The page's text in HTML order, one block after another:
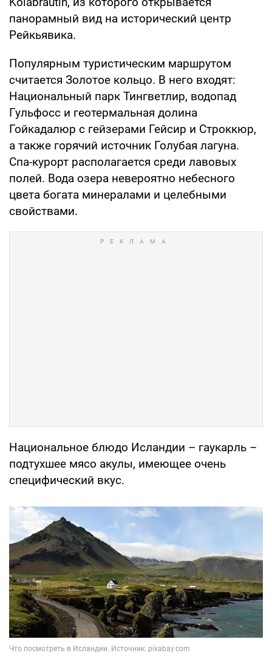
панорамный вид на исторический центр
Рейкьявика.
Популярным туристическим маршрутом
считается Золотое кольцо. В него входят:
Национальный парк Тингветлир, водопад
Гульфосс и геотермальная долина
Гойкадалюр с гейзерами Гейсир и Строккюр,
а также горячий источник Голубая лагуна.
Спа-курорт располагается среди лавовых
полей. Вода озера невероятно небесного
цвета богата минералами и целебными
свойствами.
Национальное блюдо Исландии – гаукарль –
подтухшее мясо акулы, имеющее очень
специфический вкус.